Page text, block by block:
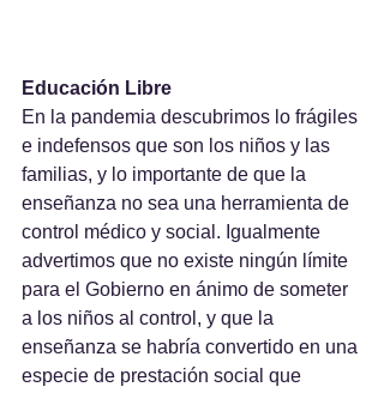
Educación Libre
En la pandemia descubrimos lo frágiles
e indefensos que son los niños y las
familias, y lo importante de que la
enseñanza no sea una herramienta de
control médico y social. Igualmente
advertimos que no existe ningún límite
para el Gobierno en ánimo de someter
a los niños al control, y que la
enseñanza se habría convertido en una
especie de prestación social que